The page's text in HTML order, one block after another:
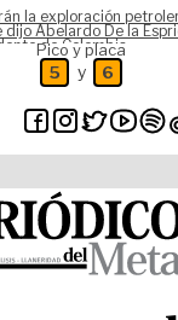
la exploración
dijo Abelardo De la
de Colombia
Pico y placa
5 y 6